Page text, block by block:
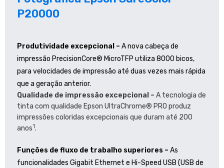
P20000
Produtividade excepcional – A nova cabeça de
impressão PrecisionCore® MicroTFP utiliza 8000 bicos,
para velocidades de impressão até duas vezes mais rápida
que a geração anterior.
Qualidade de impressão excepcional – A tecnologia de
tinta com qualidade Epson UltraChrome® PRO produz
impressões coloridas excepcionais que duram até 200
anos1.
Funções de fluxo de trabalho superiores – As
funcionalidades Gigabit Ethernet e Hi-Speed USB (USB de